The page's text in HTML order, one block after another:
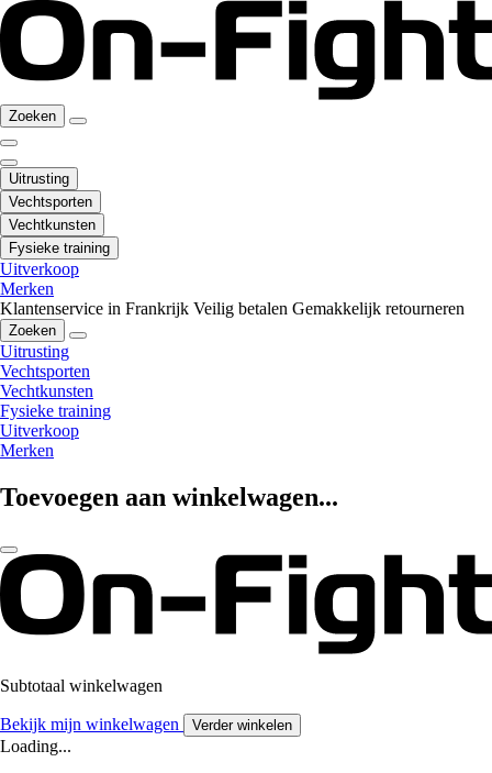
Zoeken
Uitrusting
Vechtsporten
Vechtkunsten
Fysieke training
Uitverkoop
Merken
Klantenservice in Frankrijk Veilig betalen Gemakkelijk retourneren
Zoeken
Uitrusting
Vechtsporten
Vechtkunsten
Fysieke training
Uitverkoop
Merken
Toevoegen aan winkelwagen...
Subtotaal winkelwagen
Bekijk mijn winkelwagen Verder winkelen
Loading...